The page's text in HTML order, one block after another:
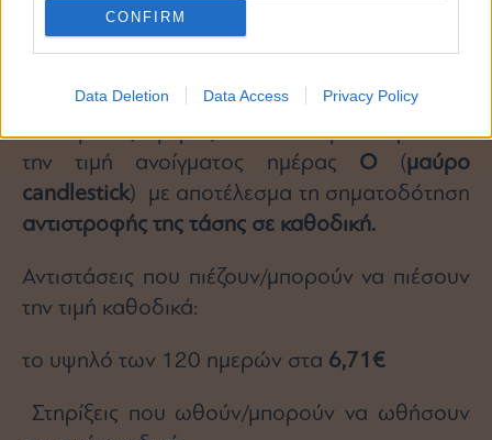
CONFIRM
Data Deletion Data Access Privacy Policy
Η μετοχή κινήθηκε καθοδικά και πέτυχε την
του αργού κινητού μέσου όρουSενώ η τιμή
κλεισίματος ημέραςCήταν χαμηλότερη από
την τιμή ανοίγματος ημέρας Ο (μαύρο
candlestick) με αποτέλεσμα τη σηματοδότηση
αντιστροφής της τάσης σε καθοδική.
Αντιστάσεις που πιέζουν/μπορούν να πιέσουν
την τιμή καθοδικά:
το υψηλό των 120 ημερών στα 6,71€
Στηρίξεις που ωθούν/μπορούν να ωθήσουν